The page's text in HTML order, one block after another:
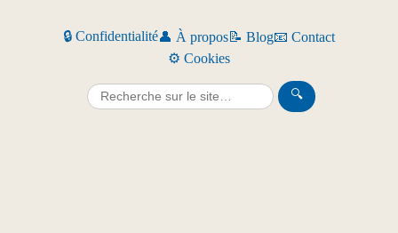
🔒 Confidentialité👤 À propos📝 Blog📧 Contact
⚙️ Cookies
🔍